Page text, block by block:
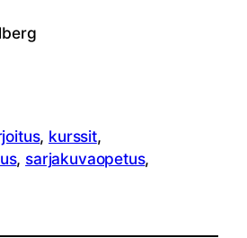
, kurssit
, sarjakuvaopetus